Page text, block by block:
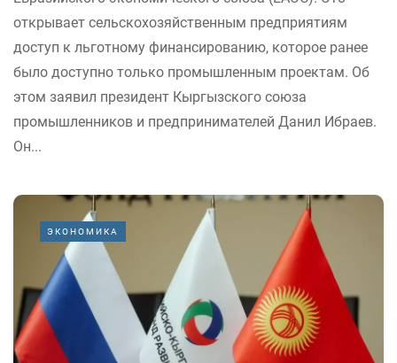
открывает сельскохозяйственным предприятиям
доступ к льготному финансированию, которое ранее
было доступно только промышленным проектам. Об
этом заявил президент Кыргызского союза
промышленников и предпринимателей Данил Ибраев.
Он...
ЭКОНОМИКА